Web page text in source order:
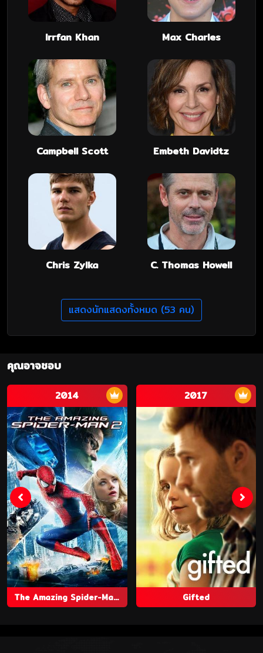
Irrfan Khan Max Charles
Campbell Scott Embeth Davidtz
Chris Zylka C. Thomas Howell
แสดงนักแสดงทั้งหมด (53 คน)
คุณอาจชอบ
2014
The Amazing Spider-Man 2
2017
Gifted